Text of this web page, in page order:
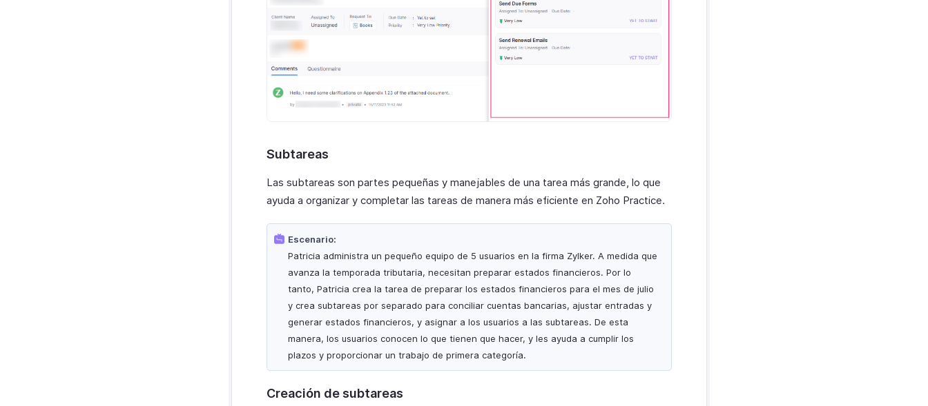
Subtareas
Las subtareas son partes pequeñas y manejables de una tarea más grande, lo que
ayuda a organizar y completar las tareas de manera más eficiente en Zoho Practice.
Escenario:
Patricia administra un pequeño equipo de 5 usuarios en la firma Zylker. A medida que
avanza la temporada tributaria, necesitan preparar estados financieros. Por lo
tanto, Patricia crea la tarea de preparar los estados financieros para el mes de julio
y crea subtareas por separado para conciliar cuentas bancarias, ajustar entradas y
generar estados financieros, y asignar a los usuarios a las subtareas. De esta
manera, los usuarios conocen lo que tienen que hacer, y les ayuda a cumplir los
plazos y proporcionar un trabajo de primera categoría.
Creación de subtareas